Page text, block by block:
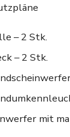
– 2 Stk.
– 2 Stk.
mit